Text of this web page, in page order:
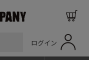
ログイン